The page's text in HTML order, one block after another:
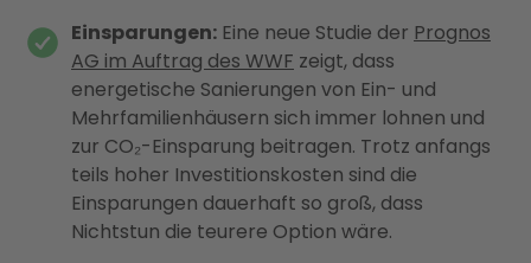
Einsparungen: Eine neue Studie der Prognos
AG im Auftrag des WWF zeigt, dass
energetische Sanierungen von Ein- und
Mehrfamilienhäusern sich immer lohnen und
zur CO₂-Einsparung beitragen. Trotz anfangs
teils hoher Investitionskosten sind die
Einsparungen dauerhaft so groß, dass
Nichtstun die teurere Option wäre.